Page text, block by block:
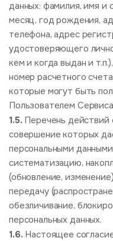
данных: фамилия, имя и
месяц, год рождения,
телефона, адрес
удостоверяющего
кем и когда выдан и
номер расчетного
которые могут быть
Пользователем
1.5. Перечень действий
совершение которых
персональными
систематизацию,
(обновление,
передачу
обезличивание,
персональных данных.
1.6. Настоящее